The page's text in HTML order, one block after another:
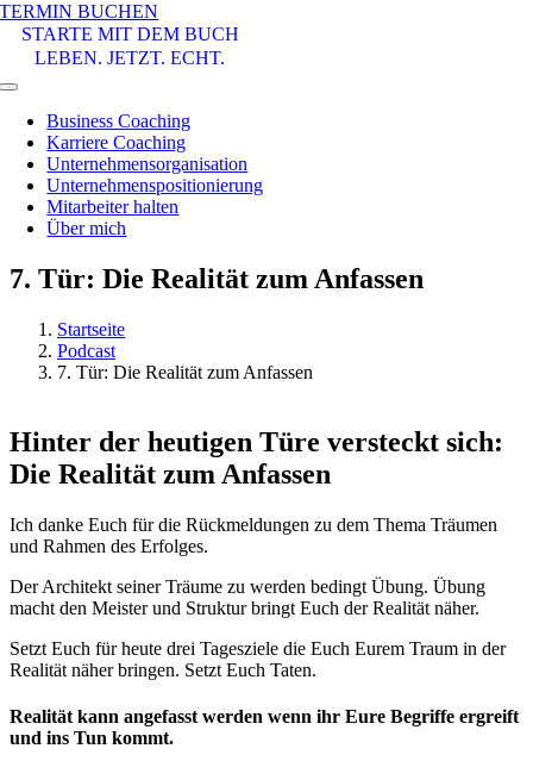
TERMIN BUCHEN
STARTE MIT DEM BUCH
LEBEN. JETZT. ECHT.
Toggle
NavigationBusiness Coaching
Karriere Coaching
Unternehmensorganisation
Unternehmenspositionierung
Mitarbeiter halten
Über mich
7. Tür: Die Realität zum Anfassen
Startseite
Podcast
7. Tür: Die Realität zum Anfassen
Hinter der heutigen Türe versteckt sich:
Die Realität zum Anfassen
Ich danke Euch für die Rückmeldungen zu dem Thema Träumen
und Rahmen des Erfolges.
Der Architekt seiner Träume zu werden bedingt Übung. Übung
macht den Meister und Struktur bringt Euch der Realität näher.
Setzt Euch für heute drei Tagesziele die Euch Eurem Traum in der
Realität näher bringen. Setzt Euch Taten.
Realität kann angefasst werden wenn ihr Eure Begriffe ergreift
und ins Tun kommt.